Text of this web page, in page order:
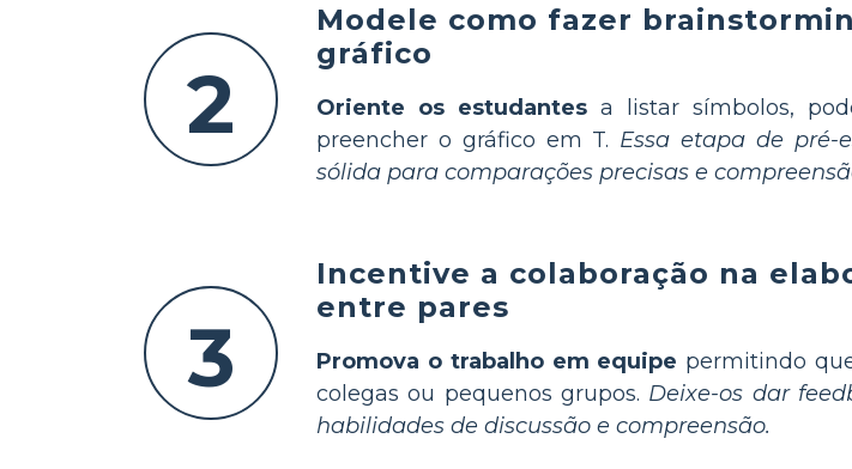
2
Modele como fazer
gráfico
Oriente os estudantesa listar símbolos,
preencher o gráfico em T. Essa etapa de pré-
sólida para comparações precisas e
3
Incentive a colaboração na
entre pares
Promova o trabalho em equipe permitindo
colegas ou pequenos grupos. Deixe-os dar
habilidades de discussão e compreensão.